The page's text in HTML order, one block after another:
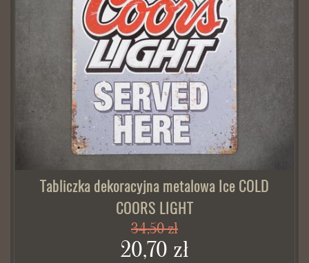
Tabliczka dekoracyjna metalowa Ice COLD
COORS LIGHT
34,50 zł
20,70 zł